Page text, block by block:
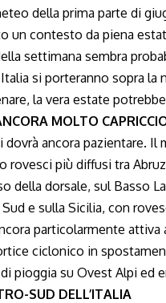
della prima parte di
un contesto da piena
settimana sembra
si porteranno sopra la
la vera estate
MOLTO
dovrà ancora pazientare.
rovesci più diffusi tra
della dorsale, sul Basso
e sulla Sicilia, con
particolarmente
ciclonico in
pioggia su Ovest Alpi ed
SUD DELL’ITALIA